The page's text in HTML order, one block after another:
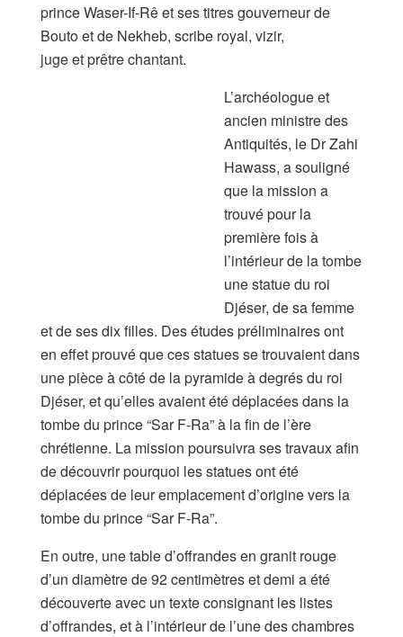
prince Waser-If-Rê et ses titres gouverneur de
Bouto et de Nekheb, scribe royal, vizir,
juge et prêtre chantant.
L’archéologue et
ancien ministre des
Antiquités, le Dr Zahi
Hawass, a souligné
que la mission a
trouvé pour la
première fois à
l’intérieur de la tombe
une statue du roi
Djéser, de sa femme
et de ses dix filles. Des études préliminaires ont
en effet prouvé que ces statues se trouvaient dans
une pièce à côté de la pyramide à degrés du roi
Djéser, et qu’elles avaient été déplacées dans la
tombe du prince “Sar F-Ra” à la fin de l’ère
chrétienne. La mission poursuivra ses travaux afin
de découvrir pourquoi les statues ont été
déplacées de leur emplacement d’origine vers la
tombe du prince “Sar F-Ra”.
En outre, une table d’offrandes en granit rouge
d’un diamètre de 92 centimètres et demi a été
découverte avec un texte consignant les listes
d’offrandes, et à l’intérieur de l’une des chambres